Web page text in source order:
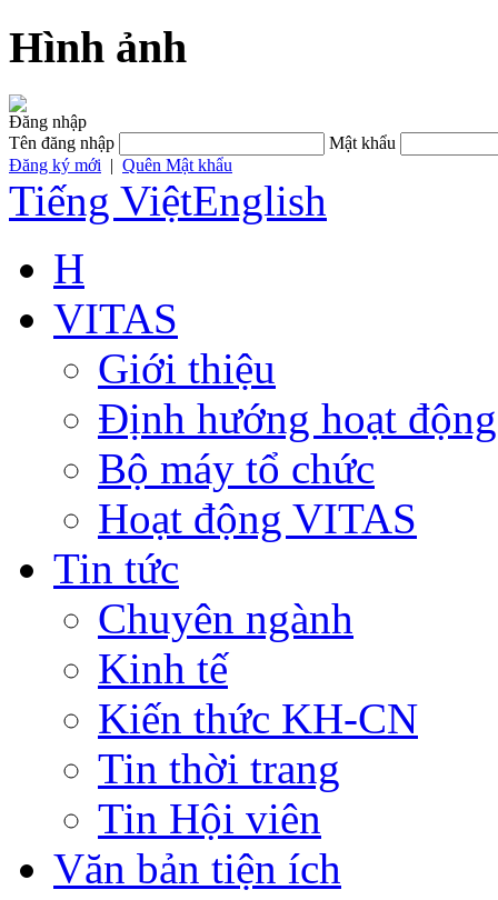
Hình ảnh
Đăng nhập
Tên đăng nhập
Mật khẩu
Đăng ký mới | Quên Mật khẩu
Tiếng ViệtEnglish
H
VITAS
Giới thiệu
Định hướng hoạt động
Bộ máy tổ chức
Hoạt động VITAS
Tin tức
Chuyên ngành
Kinh tế
Kiến thức KH-CN
Tin thời trang
Tin Hội viên
Văn bản tiện ích